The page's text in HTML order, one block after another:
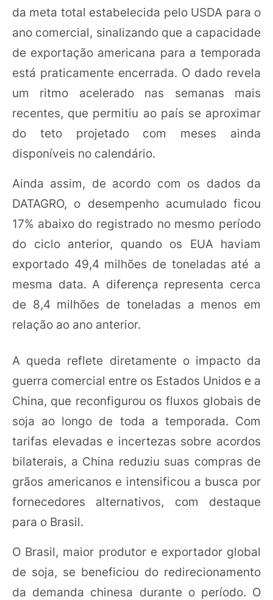
da meta total estabelecida pelo USDA para o
ano comercial, sinalizando que a capacidade
de exportação americana para a temporada
está praticamente encerrada. O dado revela
um ritmo acelerado nas semanas mais
recentes, que permitiu ao país se aproximar
do teto projetado com meses ainda
disponíveis no calendário.
Ainda assim, de acordo com os dados da
DATAGRO, o desempenho acumulado ficou
17% abaixo do registrado no mesmo período
do ciclo anterior, quando os EUA haviam
exportado 49,4 milhões de toneladas até a
mesma data. A diferença representa cerca
de 8,4 milhões de toneladas a menos em
relação ao ano anterior.
A queda reflete diretamente o impacto da
guerra comercial entre os Estados Unidos e a
China, que reconfigurou os fluxos globais de
soja ao longo de toda a temporada. Com
tarifas elevadas e incertezas sobre acordos
bilaterais, a China reduziu suas compras de
grãos americanos e intensificou a busca por
fornecedores alternativos, com destaque
para o Brasil.
O Brasil, maior produtor e exportador global
de soja, se beneficiou do redirecionamento
da demanda chinesa durante o período. O